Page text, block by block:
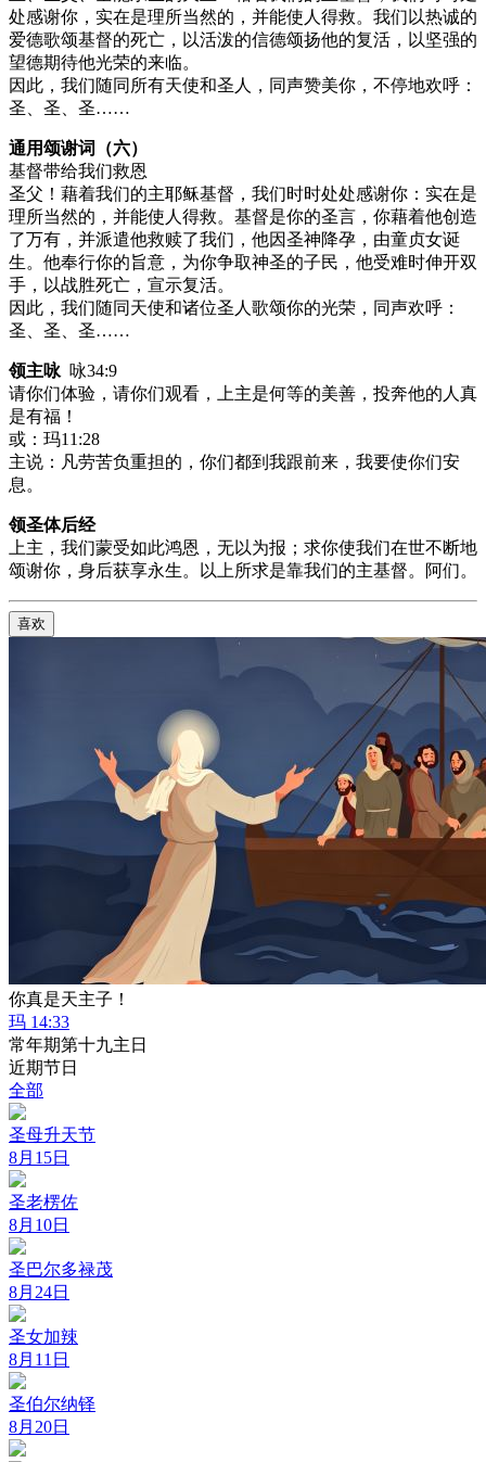
处感谢你，实在是理所当然的，并能使人得救。我们以热诚的
爱德歌颂基督的死亡，以活泼的信德颂扬他的复活，以坚强的
望德期待他光荣的来临。
因此，我们随同所有天使和圣人，同声赞美你，不停地欢呼：
圣、圣、圣……
通用颂谢词（六）
基督带给我们救恩
圣父！藉着我们的主耶稣基督，我们时时处处感谢你：实在是
理所当然的，并能使人得救。基督是你的圣言，你藉着他创造
了万有，并派遣他救赎了我们，他因圣神降孕，由童贞女诞
生。他奉行你的旨意，为你争取神圣的子民，他受难时伸开双
手，以战胜死亡，宣示复活。
因此，我们随同天使和诸位圣人歌颂你的光荣，同声欢呼：
圣、圣、圣……
领主咏 咏34:9
请你们体验，请你们观看，上主是何等的美善，投奔他的人真
是有福！
或：玛11:28
主说：凡劳苦负重担的，你们都到我跟前来，我要使你们安
息。
领圣体后经
上主，我们蒙受如此鸿恩，无以为报；求你使我们在世不断地
颂谢你，身后获享永生。以上所求是靠我们的主基督。阿们。
喜欢
你真是天主子！
玛 14:33
常年期第十九主日
近期节日
全部
圣母升天节
8月15日
圣老楞佐
8月10日
圣巴尔多禄茂
8月24日
圣女加辣
8月11日
圣伯尔纳铎
8月20日